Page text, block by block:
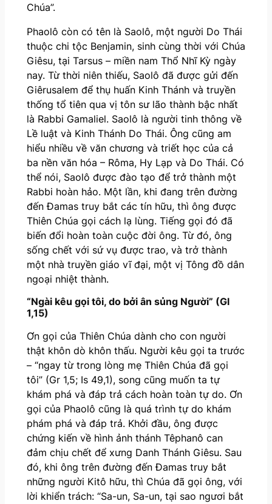
Chúa”.
Phaolô còn có tên là Saolô, một người Do Thái
thuộc chi tộc Benjamin, sinh cùng thời với Chúa
Giêsu, tại Tarsus – miền nam Thổ Nhĩ Kỳ ngày
nay. Từ thời niên thiếu, Saolô đã được gửi đến
Giêrusalem để thụ huấn Kinh Thánh và truyền
thống tổ tiên qua vị tôn sư lão thành bậc nhất
là Rabbi Gamaliel. Saolô là người tinh thông về
Lề luật và Kinh Thánh Do Thái. Ông cũng am
hiểu nhiều về văn chương và triết học của cả
ba nền văn hóa – Rôma, Hy Lạp và Do Thái. Có
thể nói, Saolô được đào tạo để trở thành một
Rabbi hoàn hảo. Một lần, khi đang trên đường
đến Đamas truy bắt các tín hữu, thì ông được
Thiên Chúa gọi cách lạ lùng. Tiếng gọi đó đã
biến đổi hoàn toàn cuộc đời ông. Từ đó, ông
sống chết với sứ vụ được trao, và trở thành
một nhà truyền giáo vĩ đại, một vị Tông đồ dân
ngoại nhiệt thành.
“Ngài kêu gọi tôi, do bởi ân sủng Người” (Gl
1,15)
Ơn gọi của Thiên Chúa dành cho con người
thật khôn dò khôn thấu. Người kêu gọi ta trước
– “ngay từ trong lòng mẹ Thiên Chúa đã gọi
tôi” (Gr 1,5; Is 49,1), song cũng muốn ta tự
khám phá và đáp trả cách hoàn toàn tự do. Ơn
gọi của Phaolô cũng là quá trình tự do khám
phám phá và đáp trả. Khởi đầu, ông được
chứng kiến về hình ảnh thánh Têphanô can
đảm chịu chết để xưng Danh Thánh Giêsu. Sau
đó, khi ông trên đường đến Đamas truy bắt
những người Kitô hữu, thì Chúa đã gọi ông, với
lời khiển trách: “Sa-un, Sa-un, tại sao ngươi bắt